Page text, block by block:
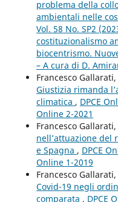
problema della
ambientali nelle
Vol. 58 No. SP2
costituzionalismo
biocentrismo.
– A cura di D.
Francesco Gallarati,
Giustizia rimanda
climatica , DPCE
Online 2-2021
Francesco Gallarati,
nell’attuazione del
e Spagna , DPCE
Online 1-2019
Francesco Gallarati,
Covid-19 negli
comparata , DPCE